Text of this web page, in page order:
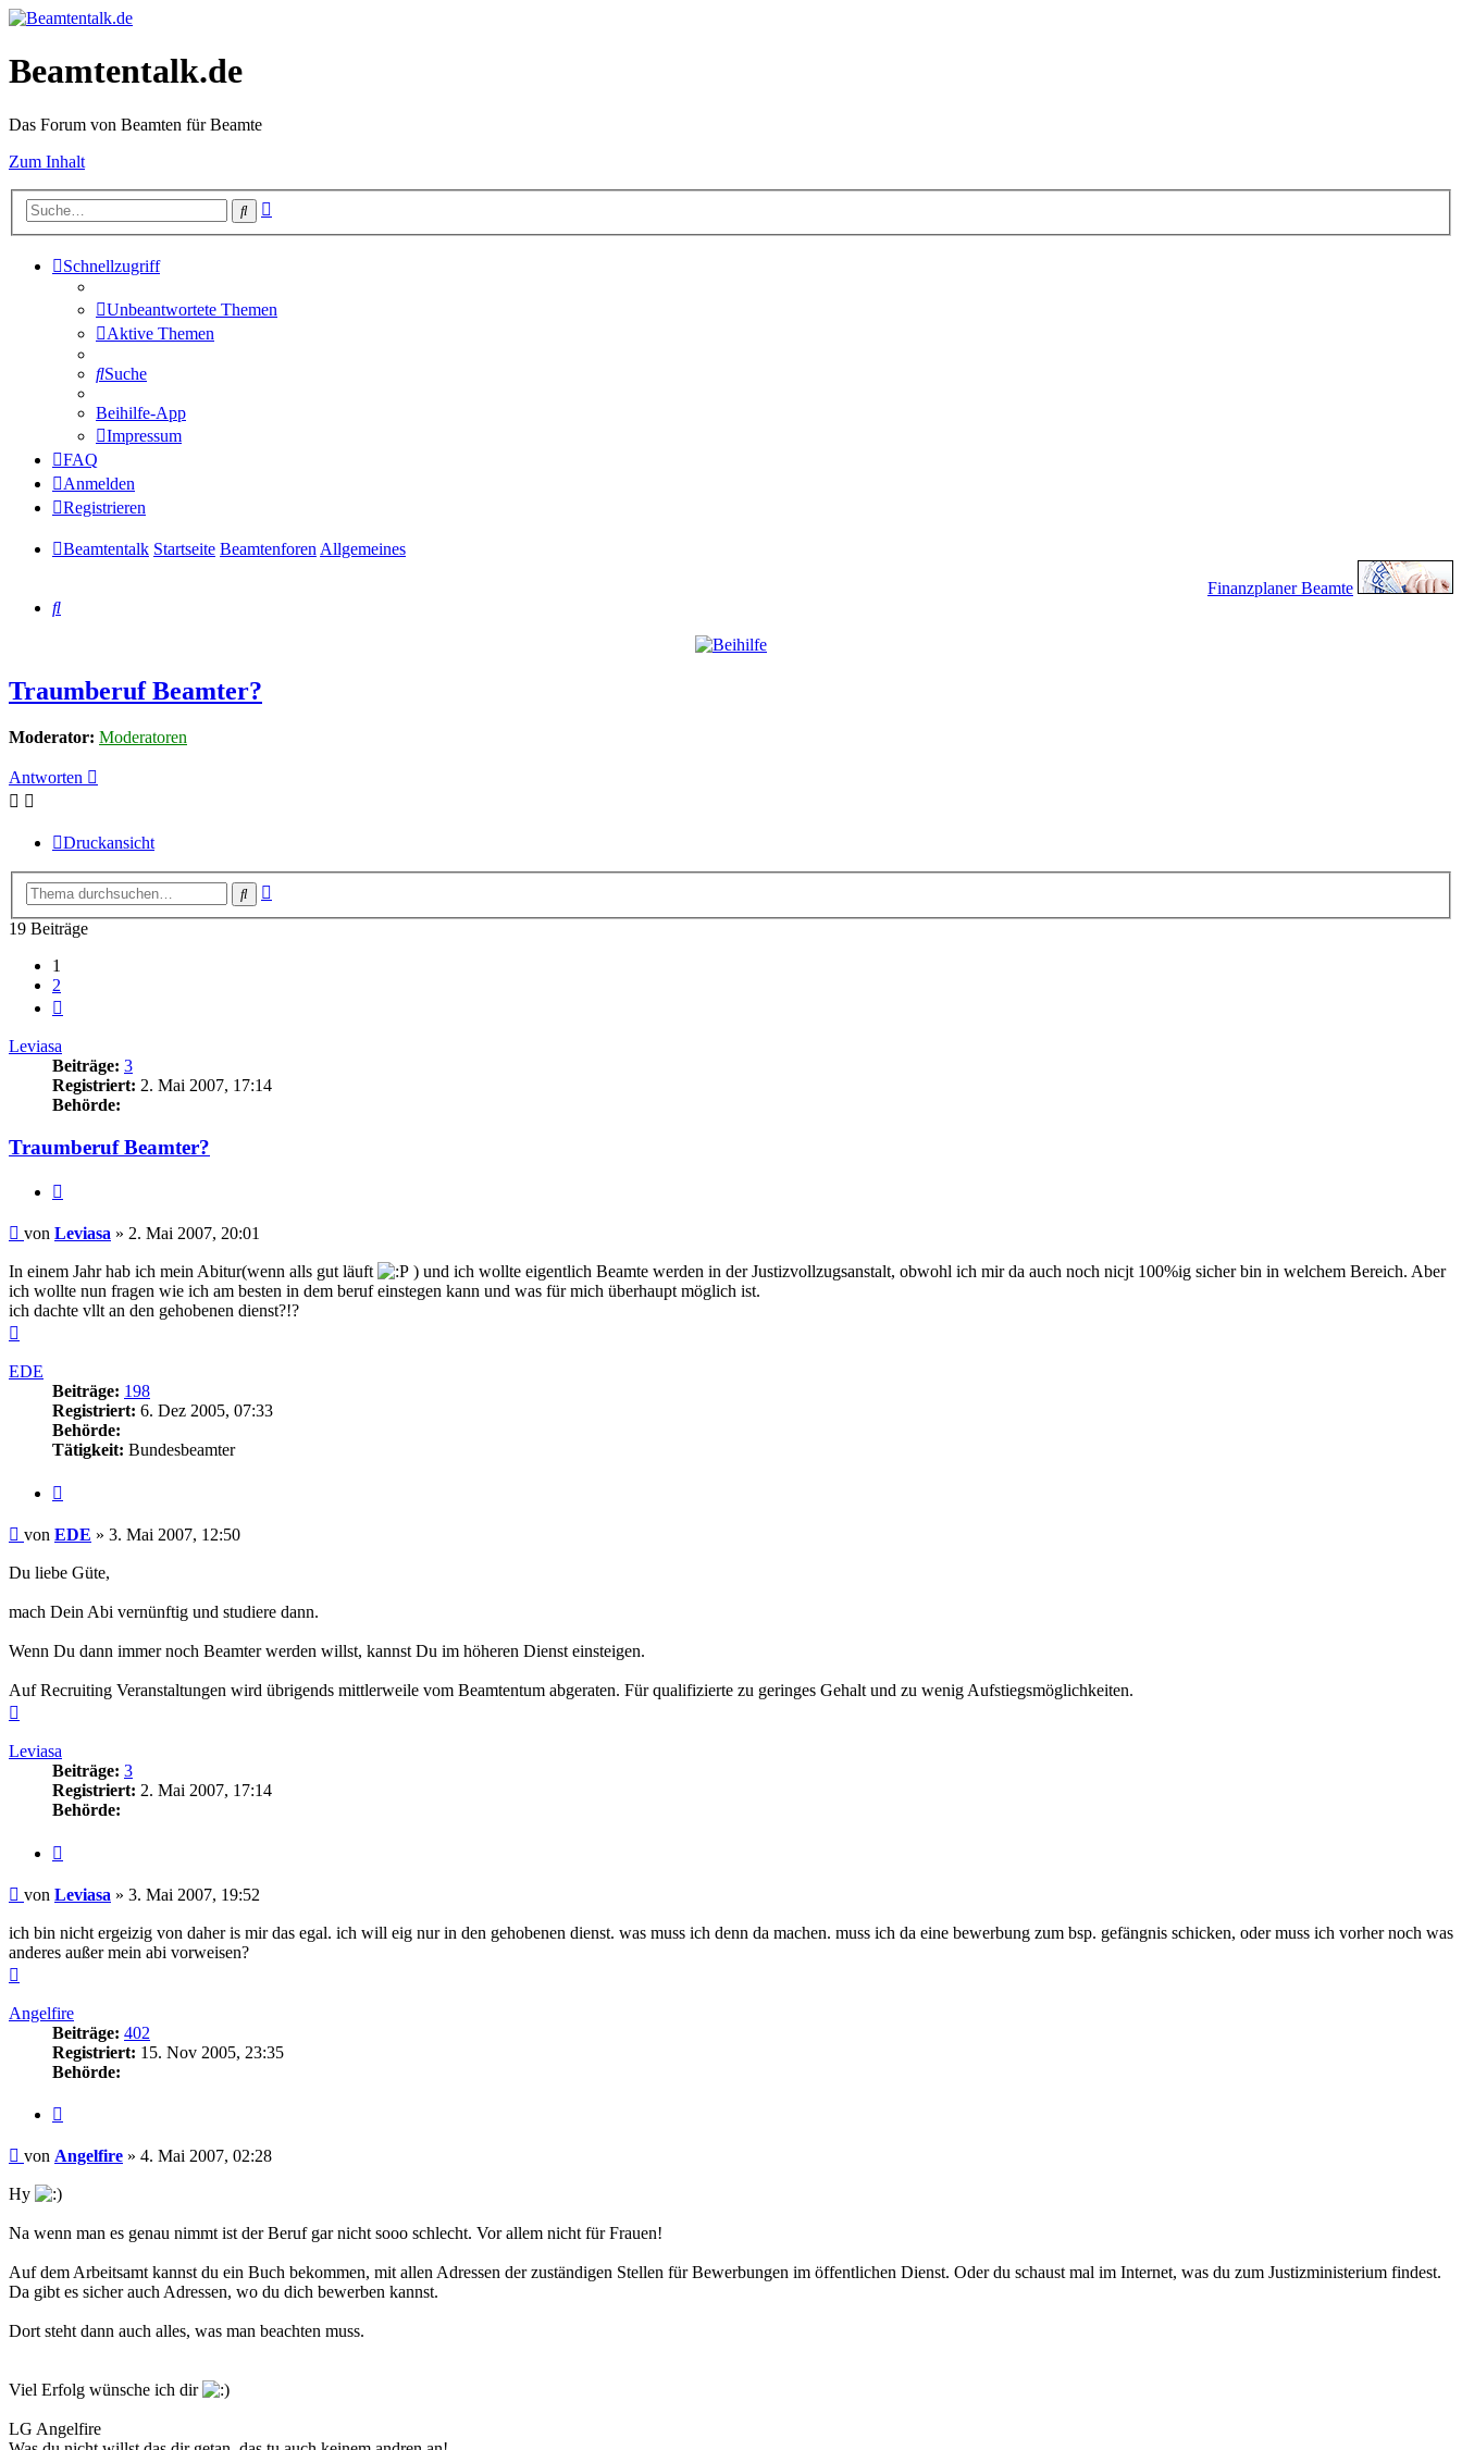
Beamtentalk.de
Das Forum von Beamten für Beamte
Zum Inhalt
Suche
Schnellzugriff
Unbeantwortete Themen
Aktive Themen
Suche
Beihilfe-App
Impressum
FAQ
Anmelden
Registrieren
Beamtentalk Startseite BeamtenforenAllgemeines
Finanzplaner Beamte
Suche
Traumberuf Beamter?
Moderator: Moderatoren
Antworten
Druckansicht
Suche
19 Beiträge
1
2
Leviasa
Beiträge: 3
Registriert: 2. Mai 2007, 17:14
Behörde:
Traumberuf Beamter?
Beitrag
von Leviasa » 2. Mai 2007, 20:01
In einem Jahr hab ich mein Abitur(wenn alls gut läuft
) und ich wollte eigentlich Beamte werden in der Justizvollzugsanstalt, obwohl ich mir da auch noch nicjt 100%ig sicher bin in welchem Bereich. Aber
ich wollte nun fragen wie ich am besten in dem beruf einstegen kann und was für mich überhaupt möglich ist.
ich dachte vllt an den gehobenen dienst?!?
EDE
Beiträge: 198
Registriert: 6. Dez 2005, 07:33
Behörde:
Tätigkeit: Bundesbeamter
Beitrag
von EDE » 3. Mai 2007, 12:50
Du liebe Güte,
mach Dein Abi vernünftig und studiere dann.
Wenn Du dann immer noch Beamter werden willst, kannst Du im höheren Dienst einsteigen.
Auf Recruiting Veranstaltungen wird übrigends mittlerweile vom Beamtentum abgeraten. Für qualifizierte zu geringes Gehalt und zu wenig Aufstiegsmöglichkeiten.
Leviasa
Beiträge: 3
Registriert: 2. Mai 2007, 17:14
Behörde:
Beitrag
von Leviasa » 3. Mai 2007, 19:52
ich bin nicht ergeizig von daher is mir das egal. ich will eig nur in den gehobenen dienst. was muss ich denn da machen. muss ich da eine bewerbung zum bsp. gefängnis schicken, oder muss ich vorher noch was
anderes außer mein abi vorweisen?
Angelfire
Beiträge: 402
Registriert: 15. Nov 2005, 23:35
Behörde:
Beitrag
von Angelfire » 4. Mai 2007, 02:28
Hy
Na wenn man es genau nimmt ist der Beruf gar nicht sooo schlecht. Vor allem nicht für Frauen!
Auf dem Arbeitsamt kannst du ein Buch bekommen, mit allen Adressen der zuständigen Stellen für Bewerbungen im öffentlichen Dienst. Oder du schaust mal im Internet, was du zum Justizministerium findest.
Da gibt es sicher auch Adressen, wo du dich bewerben kannst.
Dort steht dann auch alles, was man beachten muss.
Viel Erfolg wünsche ich dir
LG Angelfire